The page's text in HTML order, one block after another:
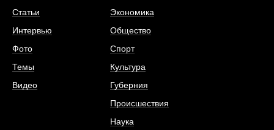
Статьи
Интервью
Фото
Темы
Видео
Экономика
Общество
Спорт
Культура
Губерния
Происшествия
Наука